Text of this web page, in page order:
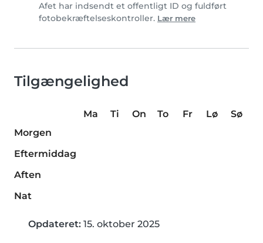
Afet har indsendt et offentligt ID og fuldført
fotobekræftelseskontroller. Lær mere
Tilgængelighed
Ma Ti On To Fr Lø
Sø
Morgen
Eftermiddag
Aften
Nat
Opdateret: 15. oktober 2025